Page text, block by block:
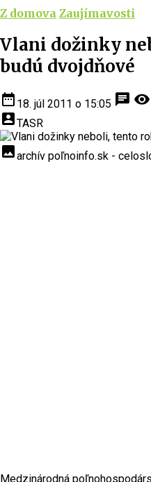
Z domova Zaujímavosti
Vlani dožinky
budú dvojdňové
date_range 18. júl 2011 o 15:05 chat visibility
account_boxTASR
insert_photoarchív poľnoinfo.sk -
Medzinárodná